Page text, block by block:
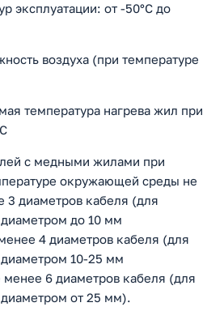
эксплуатации: от -50°С до
воздуха (при температуре
температура нагрева жил при
с медными жилами при
окружающей среды не
3 диаметров кабеля (для
до 10 мм
4 диаметров кабеля (для
10-25 мм
6 диаметров кабеля (для
от 25 мм).